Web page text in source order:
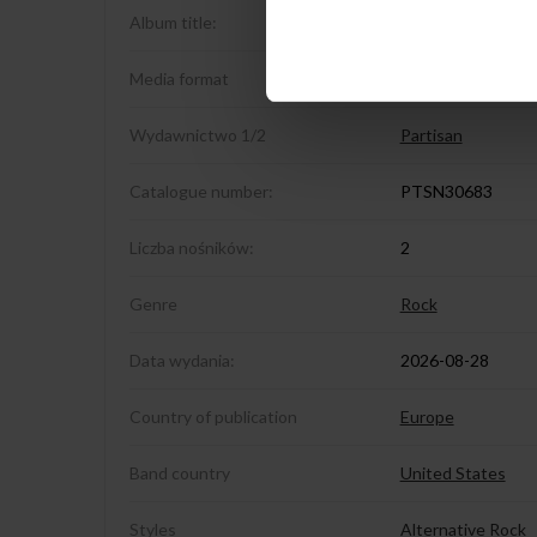
Album title:
Media format
Wydawnictwo 1/2 Partisan
Catalogue number: PTSN30683
Liczba nośników: 2
Genre Rock
Data wydania: 2026-08-28
Country of publication Europe
Band country United States
Styles Alternative Rock